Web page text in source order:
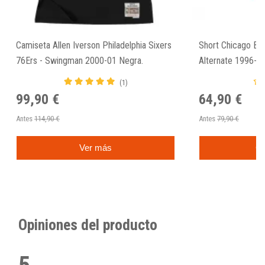
Camiseta Allen Iverson Philadelphia Sixers
76Ers - Swingman 2000-01 Negra.
(1)
99,90 €
Antes 114,90 €
Ver más
Short Chicago
Alternate 1996-
64,90 €
Antes 79,90 €
Opiniones del producto